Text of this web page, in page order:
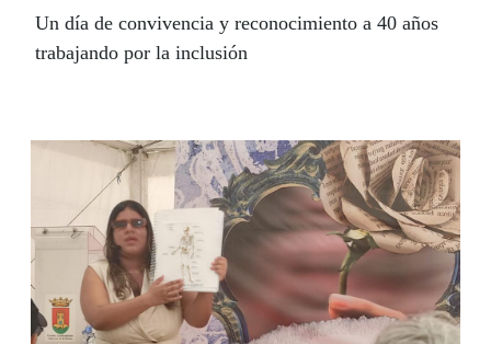
Un día de convivencia y reconocimiento a 40 años
trabajando por la inclusión